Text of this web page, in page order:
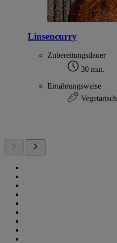
Linsencurry
Zubereitungsdauer
30 min.
Ernährungsweise
Vegetarisch